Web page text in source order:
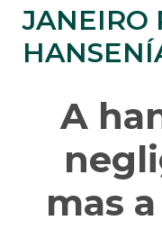
JANEIRO
A
mas